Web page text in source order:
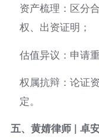
资产梳理：区分
权、出资证明；
估值异议：申请
权属抗辩：论证
定。
五、黄婧律师 | 卓